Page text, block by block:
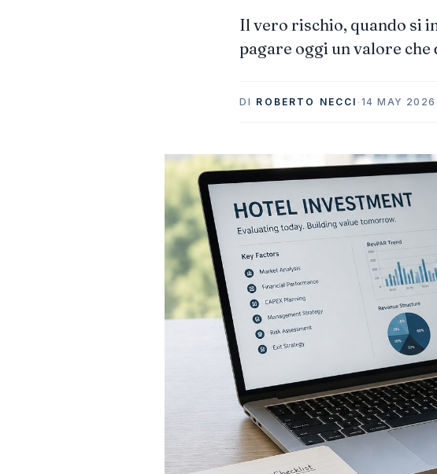
Il vero rischio, quando si
pagare oggi un valore
DI ROBERTO NECCI · 14 MAY 2026